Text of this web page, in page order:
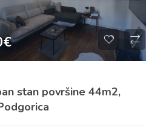
€
stan površine 44m2,